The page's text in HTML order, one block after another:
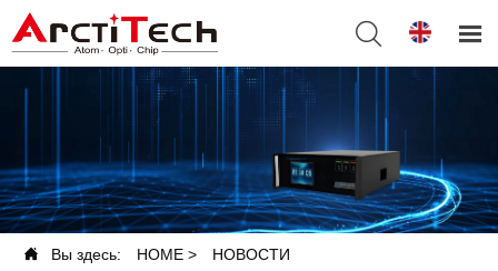
 
 Вы здесь: HOME > НОВОСТИ